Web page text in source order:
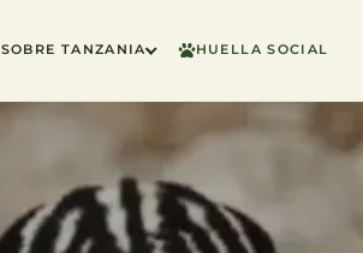
SOBRE TANZANIA HUELLA SOCIAL